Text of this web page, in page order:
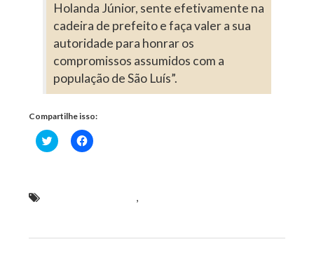
Holanda Júnior, sente efetivamente na
cadeira de prefeito e faça valer a sua
autoridade para honrar os
compromissos assumidos com a
população de São Luís”.
Compartilhe isso:
Clique
para
Clique
para
,